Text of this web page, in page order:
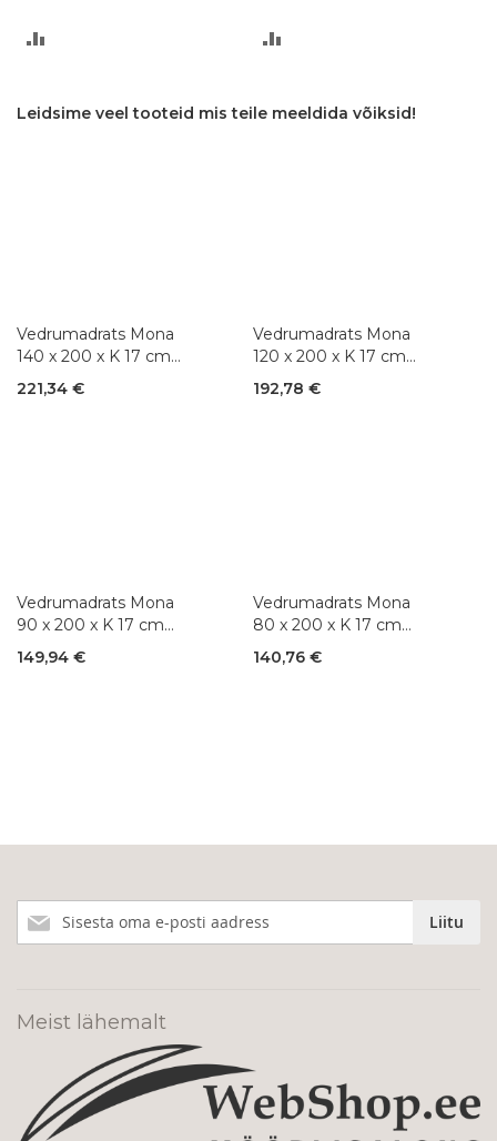
Leidsime veel tooteid mis teile meeldida võiksid!
Vedrumadrats Mona
140 x 200 x K 17 cm
(Bonnell 2,2)
221,34 €
Vedrumadrats Mona
120 x 200 x K 17 cm
(Bonnell 2,2)
192,78 €
Vedrumadrats Mona
90 x 200 x K 17 cm
(Bonnell 2,2)
149,94 €
Vedrumadrats Mona
80 x 200 x K 17 cm
(Bonnell 2,2)
140,76 €
meie
Liitu
Meist lähemalt